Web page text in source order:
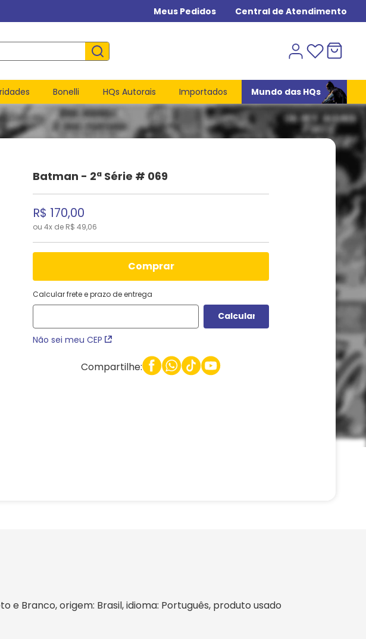
Meus Pedidos Central de Atendimento
Bonelli HQs Autorais Importados Mundo das HQs
Batman - 2ª Série # 069
R$ 170,00
ou 4x de R$ 49,06
comprar
Calcular frete e prazo de entrega
Não sei meu CEP
Compartilhe:
e Branco, origem: Brasil, idioma: Português, produto usado